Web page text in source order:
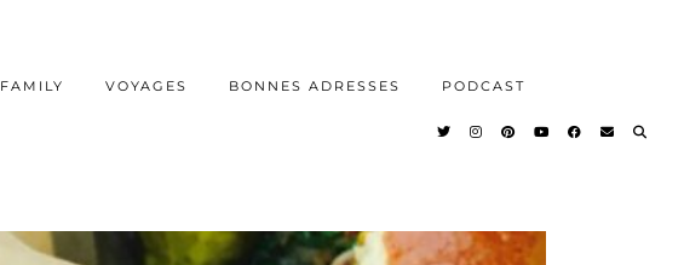
FAMILY VOYAGES BONNES ADRESSES PODCAST